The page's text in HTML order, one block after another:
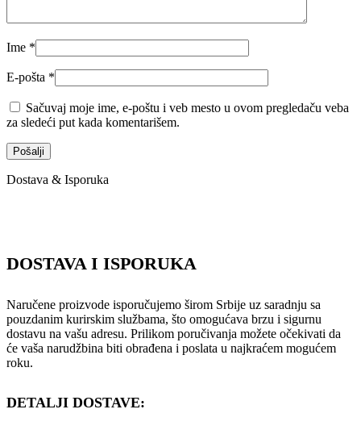
Ime *
E-pošta *
Sačuvaj moje ime, e-poštu i veb mesto u ovom pregledaču veba
za sledeći put kada komentarišem.
Dostava & Isporuka
DOSTAVA I ISPORUKA
Naručene proizvode isporučujemo širom Srbije uz saradnju sa
pouzdanim kurirskim službama, što omogućava brzu i sigurnu
dostavu na vašu adresu. Prilikom poručivanja možete očekivati da
će vaša narudžbina biti obrađena i poslata u najkraćem mogućem
roku.
DETALJI DOSTAVE: